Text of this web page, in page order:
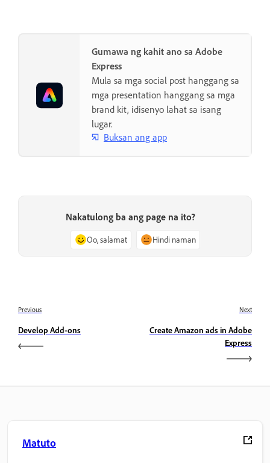
Gumawa ng kahit ano sa Adobe
Express
Mula sa mga social post hanggang sa
mga presentation hanggang sa mga
brand kit, idisenyo lahat sa isang
lugar.
Buksan ang app
Nakatulong ba ang page na ito?
Oo, salamat Hindi naman
Previous
Develop Add-ons
Next
Create Amazon ads in Adobe
Express
Matuto